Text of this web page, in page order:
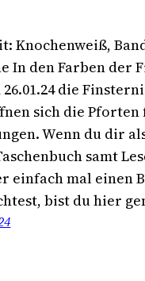
Knochenweiß,
In den Farben der
die
sich die
Wenn du dir
samt
einfach mal einen
bist du hier